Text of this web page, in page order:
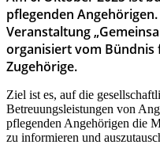
pflegenden
Veranstaltung
organisiert vom Bündnis
Zugehörige.
Ziel ist es, auf die
Betreuungsleistungen von
pflegenden Angehörigen die
zu informieren und